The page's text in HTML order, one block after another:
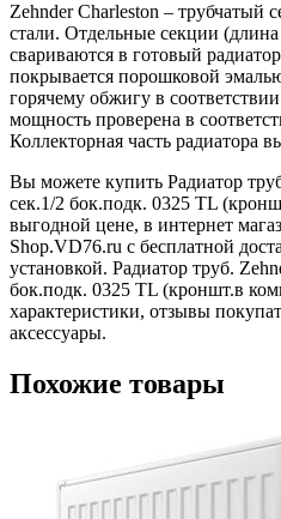
Zehnder Charleston – трубчатый
стали. Отдельные секции
свариваются в готовый
покрывается порошковой
горячему обжигу в
мощность проверена в
Коллекторная часть радиатора
Вы можете купить Радиатор
сек.1/2 бок.подк. 0325 TL
выгодной цене, в интернет
Shop.VD76.ru с бесплатной
установкой. Радиатор труб.
бок.подк. 0325 TL (кроншт.в
характеристики, отзывы
аксессуары.
Похожие товары